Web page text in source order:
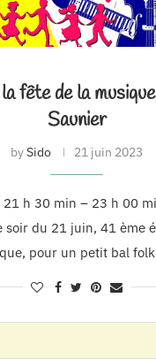
fête de la
Saunier
bySido 21 juin 2023
h 30 min – 23 h 00
soir du 21 juin, 41 ème
pour un petit bal folk